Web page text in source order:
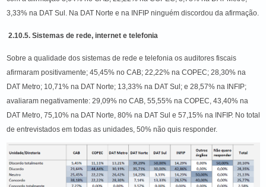
3,33% na DAT Sul. Na DAT Norte e na INFIP ninguém discordou da afirmação.
2.10.5. Sistemas de rede, internet e telefonia
Sobre a qualidade dos sistemas de rede e telefonia os auditores fiscais
afirmaram positivamente; 45,45% no CAB; 22,22% na COPEC; 28,30% na
DAT Metro; 10,71% na DAT Norte; 13,33% na DAT Sul; e 28,57% na INFIP;
avaliaram negativamente: 29,09% no CAB, 55,55% na COPEC, 43,40% na
DAT Metro, 75,10% na DAT Norte, 80% na DAT Sul e 57,15% na INFIP. No total
de entrevistados em todas as unidades, 50% não quis responder.